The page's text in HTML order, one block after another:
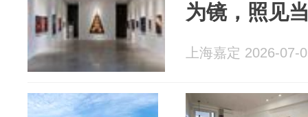
为镜，照见
上海嘉定 2026-07-